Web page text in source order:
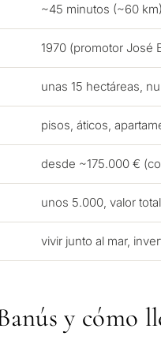
~45 minutos (~60
1970 (promotor José
unas 15 hectáreas,
pisos, áticos,
desde ~175.000 €
unos 5.000, valor
vivir junto al mar,
y cómo